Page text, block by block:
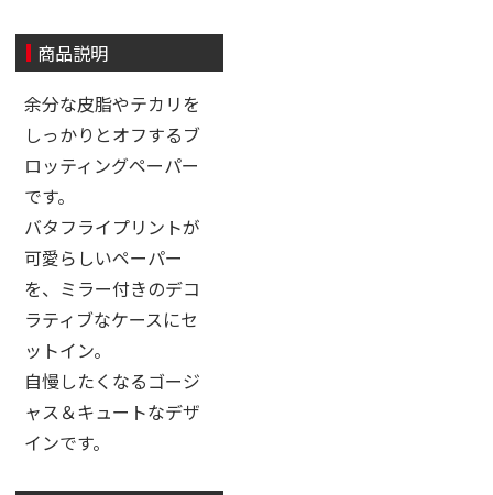
商品説明
余分な皮脂やテカリを
しっかりとオフするブ
ロッティングペーパー
です。
バタフライプリントが
可愛らしいペーパー
を、ミラー付きのデコ
ラティブなケースにセ
ットイン。
自慢したくなるゴージ
ャス＆キュートなデザ
インです。